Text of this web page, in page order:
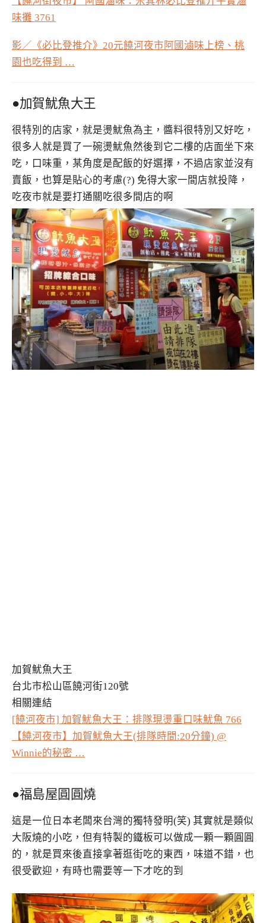
味攤 3761
影／《必比登推介》20元饒河夜市阿國滷味上榜、桃
園也吃得到 …
●加賀魷魚大王
很特別的店家，就是燙魷魚為主，醬料很特別又好吃，
很多人就是買了一碗燙魷魚然後到它二樓的店面坐下來
吃，口味重，某角度是配飯的好選擇，不過店家並沒有
賣飯，也算是貼心的考慮(?) 免得大家一間店就投降，
吃夜市就是要打通關吃很多間店的啊
加賀魷魚大王
台北市松山區饒河街120號
相關連結
[饒河夜市] 加賀魷魚大王：排隊現燙重口味魷魚 766
【饒河夜市】加賀魷魚大王(排隊時間:20分鐘) @
Winnie的秘密 …
●福島屋圓圓燒
這是一位日本老闆來台灣的獨特發明(笑) 其實就是類似
大阪燒的小吃，但有特製的鐵板可以做成一顆一顆圓圓
的，就是買來後直接拿著逛街吃的東西，味道不錯，也
很受歡迎，有時也需要等一下才吃的到